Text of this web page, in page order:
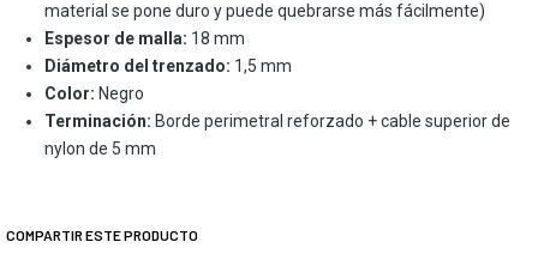
material se pone duro y puede quebrarse más fácilmente)
Espesor de malla: 18 mm
Diámetro del trenzado: 1,5 mm
Color: Negro
Terminación: Borde perimetral reforzado + cable superior de
nylon de 5 mm
COMPARTIR ESTE PRODUCTO